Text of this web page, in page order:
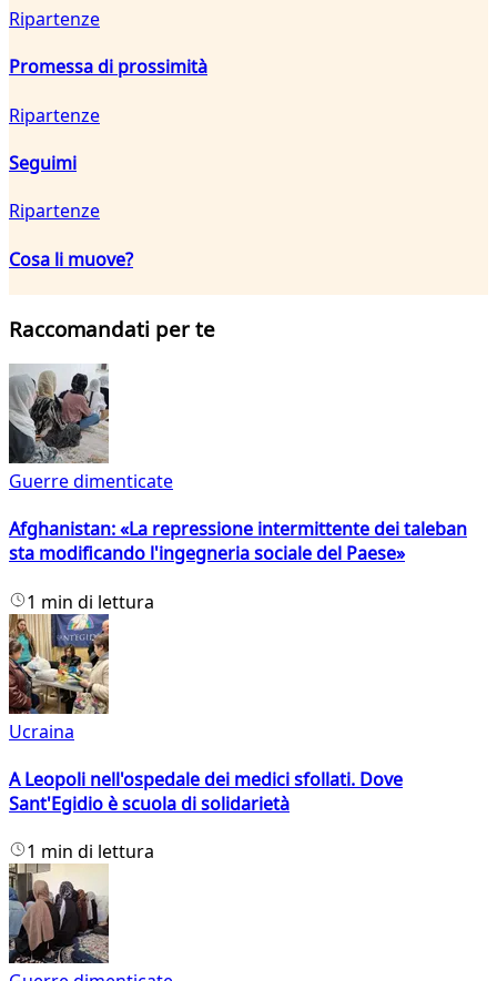
Ripartenze
Promessa di prossimità
Ripartenze
Seguimi
Ripartenze
Cosa li muove?
Raccomandati per te
Guerre dimenticate
Afghanistan: «La repressione intermittente dei taleban
sta modificando l'ingegneria sociale del Paese»
1 min di lettura
Ucraina
A Leopoli nell'ospedale dei medici sfollati. Dove
Sant'Egidio è scuola di solidarietà
1 min di lettura